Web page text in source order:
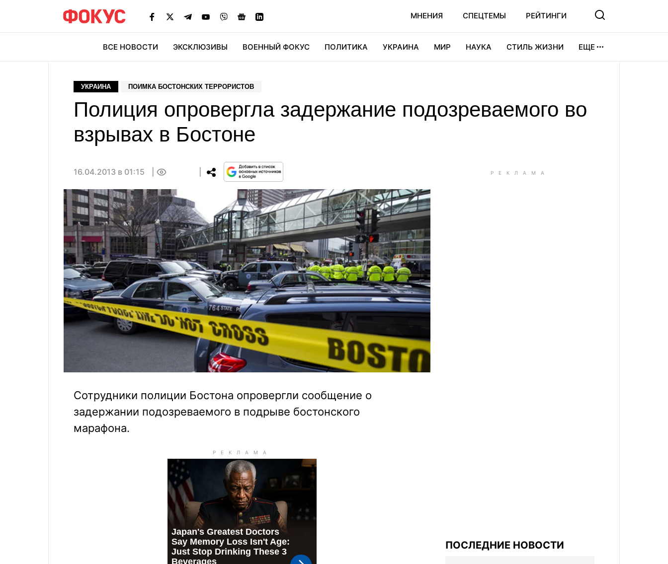
МНЕНИЯ СПЕЦТЕМЫ РЕЙТИНГИ
ВСЕ НОВОСТИ ЭКСКЛЮЗИВЫ ВОЕННЫЙ ФОКУС ПОЛИТИКА УКРАИНА МИР НАУКА СТИЛЬ ЖИЗНИ ЕЩЕ
УКРАИНА ПОИМКА БОСТОНСКИХ ТЕРРОРИСТОВ
Полиция опровергла задержание подозреваемого во
взрывах в Бостоне
16.04.2013 в 01:15
Сотрудники полиции Бостона опровергли сообщение о
задержании подозреваемого в подрыве бостонского
марафона.
ПОСЛЕДНИЕ НОВОСТИ